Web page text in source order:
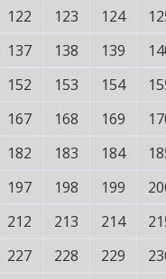
122
123 124
137
138 139
152
153 154
167
168 169
182
183 184
197
198 199
212
213 214
227
228 229